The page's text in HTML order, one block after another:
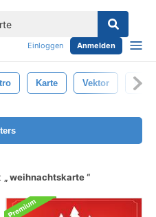
Einloggen Anmelden
Karte Vektor Gruß
weihnachtskarte